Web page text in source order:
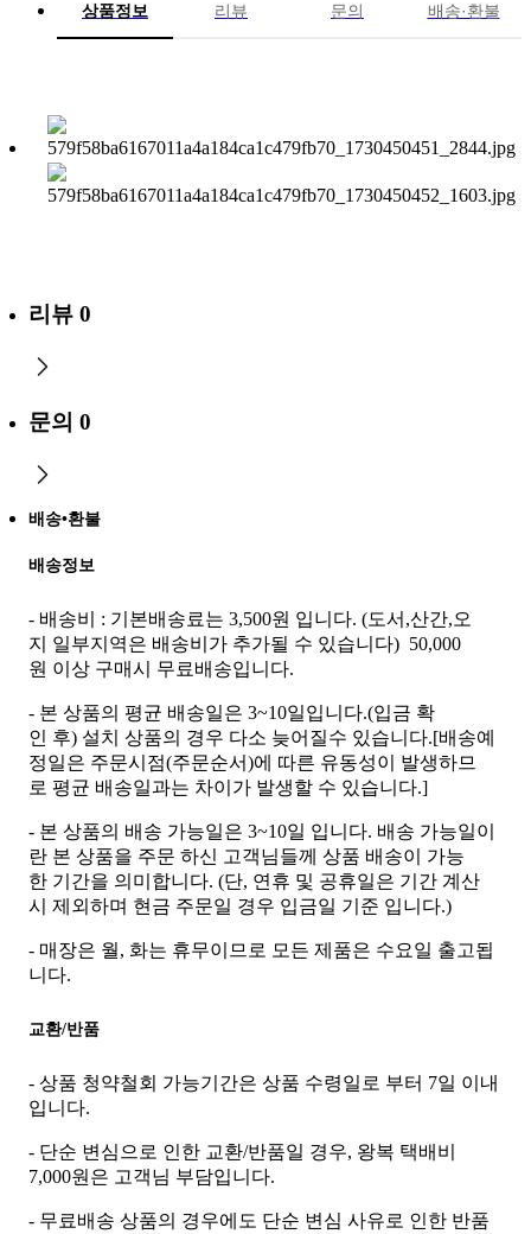
상품정보 리뷰 문의 배송·환불
리뷰 0
문의 0
배송•환불
배송정보
- 배송비 : 기본배송료는 3,500원 입니다. (도서,산간,오
지 일부지역은 배송비가 추가될 수 있습니다) 50,000
원 이상 구매시 무료배송입니다.
- 본 상품의 평균 배송일은 3~10일입니다.(입금 확
인 후) 설치 상품의 경우 다소 늦어질수 있습니다.[배송예
정일은 주문시점(주문순서)에 따른 유동성이 발생하므
로 평균 배송일과는 차이가 발생할 수 있습니다.]
- 본 상품의 배송 가능일은 3~10일 입니다. 배송 가능일이
란 본 상품을 주문 하신 고객님들께 상품 배송이 가능
한 기간을 의미합니다. (단, 연휴 및 공휴일은 기간 계산
시 제외하며 현금 주문일 경우 입금일 기준 입니다.)
- 매장은 월, 화는 휴무이므로 모든 제품은 수요일 출고됩
니다.
교환/반품
- 상품 청약철회 가능기간은 상품 수령일로 부터 7일 이내
입니다.
- 단순 변심으로 인한 교환/반품일 경우, 왕복 택배비
7,000원은 고객님 부담입니다.
- 무료배송 상품의 경우에도 단순 변심 사유로 인한 반품